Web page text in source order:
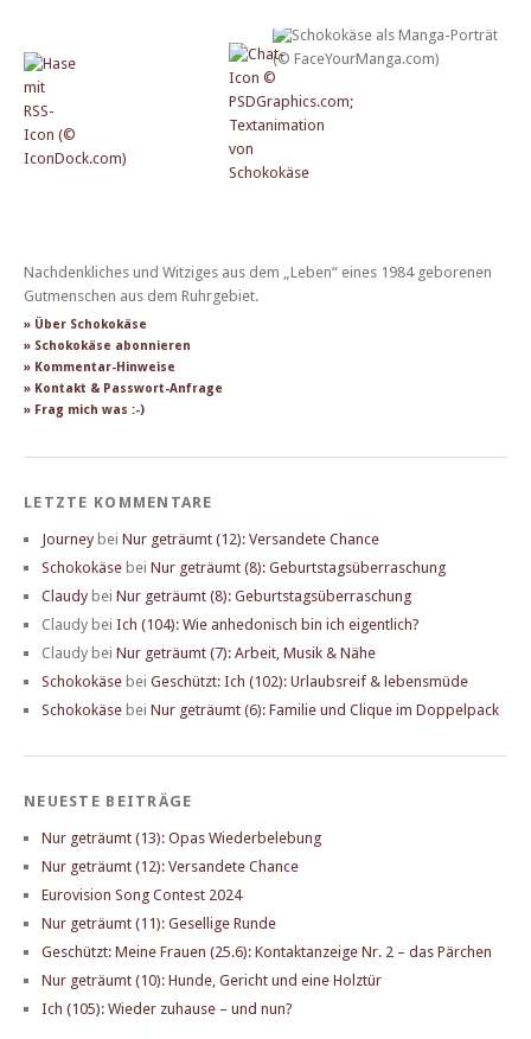
Nachdenkliches und Witziges aus dem „Leben“ eines 1984 geborenen
Gutmenschen aus dem Ruhrgebiet.
» Über Schokokäse
» Schokokäse abonnieren
» Kommentar-Hinweise
» Kontakt & Passwort-Anfrage
» Frag mich was :-)
LETZTE KOMMENTARE
Journey bei Nur geträumt (12): Versandete Chance
Schokokäse bei Nur geträumt (8): Geburtstagsüberraschung
Claudy bei Nur geträumt (8): Geburtstagsüberraschung
Claudy bei Ich (104): Wie anhedonisch bin ich eigentlich?
Claudy bei Nur geträumt (7): Arbeit, Musik & Nähe
Schokokäse bei Geschützt: Ich (102): Urlaubsreif & lebensmüde
Schokokäse bei Nur geträumt (6): Familie und Clique im Doppelpack
NEUESTE BEITRÄGE
Nur geträumt (13): Opas Wiederbelebung
Nur geträumt (12): Versandete Chance
Eurovision Song Contest 2024
Nur geträumt (11): Gesellige Runde
Geschützt: Meine Frauen (25.6): Kontaktanzeige Nr. 2 – das Pärchen
Nur geträumt (10): Hunde, Gericht und eine Holztür
Ich (105): Wieder zuhause – und nun?